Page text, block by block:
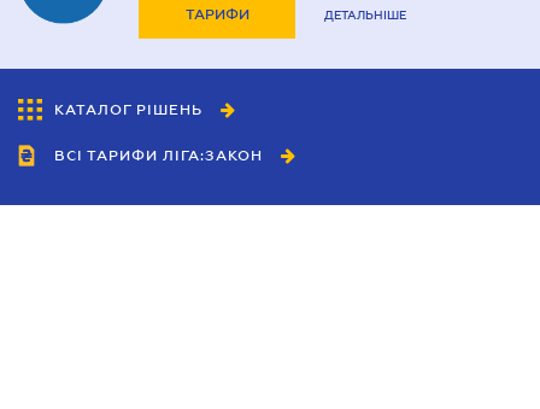
ТАРИФИ ДЕТАЛЬНІШЕ
КАТАЛОГ РІШЕНЬ
ВСІ ТАРИФИ ЛІГА:ЗАКОН